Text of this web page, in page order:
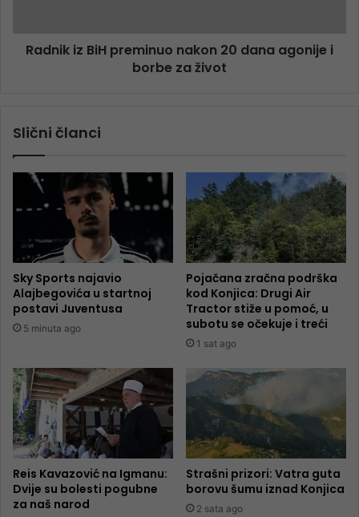
Radnik iz BiH preminuo nakon 20 dana agonije i
borbe za život
Slični članci
Sky Sports najavio
Alajbegovića u startnoj
postavi Juventusa
5 minuta ago
Pojačana zračna podrška
kod Konjica: Drugi Air
Tractor stiže u pomoć, u
subotu se očekuje i treći
1 sat ago
Reis Kavazović na Igmanu:
Dvije su bolesti pogubne
za naš narod
Strašni prizori: Vatra guta
borovu šumu iznad Konjica
2 sata ago